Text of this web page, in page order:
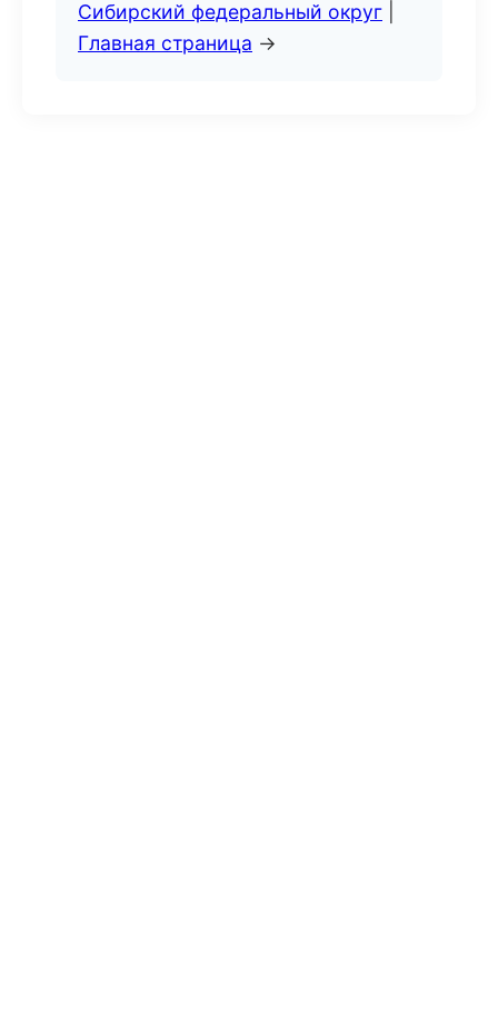
Сибирский федеральный округ
Главная страница →